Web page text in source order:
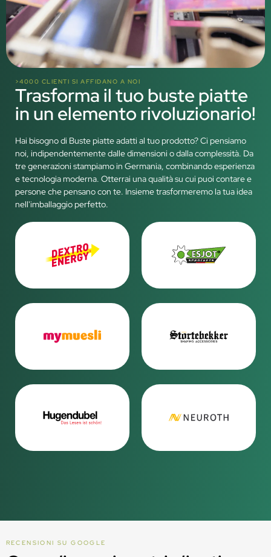
>4000 CLIENTI SI AFFIDANO A NOI
Trasforma il tuo buste piatte
in un elemento rivoluzionario!
Hai bisogno di Buste piatte adatti al tuo prodotto? Ci pensiamo
noi, indipendentemente dalle dimensioni o dalla complessità. Da
tre generazioni stampiamo in Germania, combinando esperienza
e tecnologia moderna. Otterrai una qualità su cui puoi contare e
persone che pensano con te. Insieme trasformeremo la tua idea
nell'imballaggio perfetto.
RECENSIONI SU GOOGLE